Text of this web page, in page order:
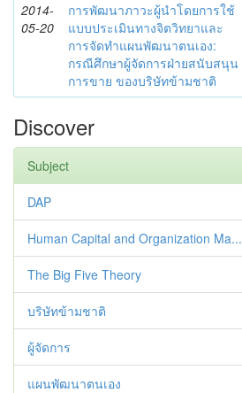
2014-
05-20
การพัฒนาภาวะผู้นำโดยการใช้
แบบประเมินทางจิตวิทยาและ
การจัดทำแผนพัฒนาตนเอง:
กรณีศึกษาผู้จัดการฝ่ายสนับสนุน
การขาย ของบริษัทข้ามชาติ
Discover
Subject
DAP
Human Capital and Organization Ma...
The Big Five Theory
บริษัทข้ามชาติ
ผู้จัดการ
แผนพัฒนาตนเอง